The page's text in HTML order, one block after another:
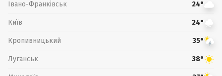
Івано-Франківськ 24°
Київ 24°
Кропивницький 35°
Луганськ 38°